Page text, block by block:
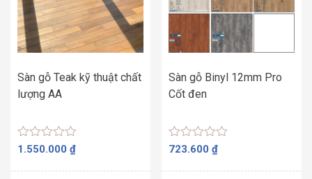
Sàn gỗ Teak kỹ thuật chất
lượng AA
Được
hạng
1.550.000 ₫
Sàn gỗ Binyl 12mm Pro
Cốt đen
Được
hạng
723.600₫